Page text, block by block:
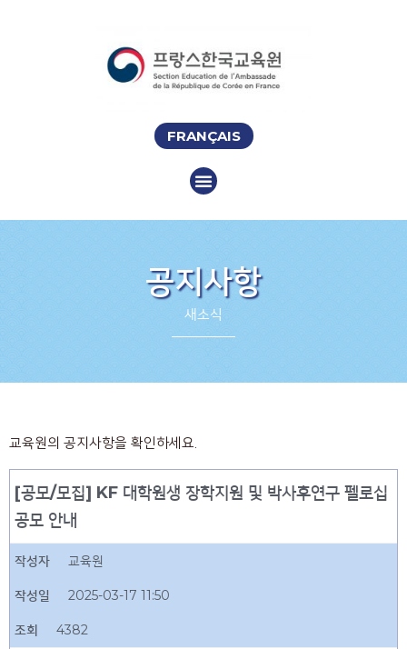
FRANÇAIS
공지사항
새소식
교육원의 공지사항을 확인하세요.
[공모/모집] KF 대학원생 장학지원 및 박사후연구 펠로십
공모 안내
작성자 교육원
작성일 2025-03-17 11:50
조회 4382